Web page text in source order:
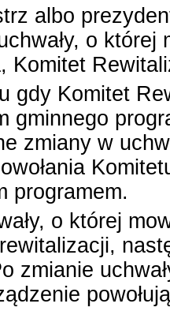
albo
o
Komitet
gdy Komitet
gminnego
zmiany w
programem.
o której
zmianie